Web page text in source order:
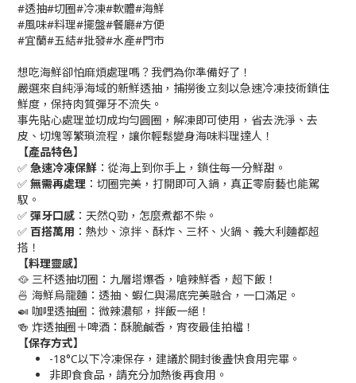
#透抽#切圈#冷凍#軟體#海鮮
#風味#料理#擺盤#餐廳#方便
#宜蘭#五結#批發#水產#門市
想吃海鮮卻怕麻煩處理嗎？我們為你準備好了！
嚴選來自純淨海域的新鮮透抽，捕撈後立刻以急速冷凍技術鎖住
鮮度，保持肉質彈牙不流失。
事先貼心處理並切成均勻圓圈，解凍即可使用，省去洗淨、去
皮、切塊等繁瑣流程，讓你輕鬆變身海味料理達人！
【產品特色】
✅ 急速冷凍保鮮 ：從海上到你手上，鎖住每一分鮮甜。
✅ 無需再處理 ：切圈完美，打開即可入鍋，真正零廚藝也能駕
馭。
✅ 彈牙口感 ：天然Q勁，怎麼煮都不柴。
✅ 百搭萬用 ：熱炒、涼拌、酥炸、三杯、火鍋、義大利麵都超
搭！
【料理靈感】
🥘 三杯透抽切圈：九層塔爆香，嗆辣鮮香，超下飯！
🍜 海鮮烏龍麵：透抽、蝦仁與湯底完美融合，一口滿足。
🍛 咖哩透抽圈：微辣濃郁，拌飯一絕！
🍻 炸透抽圈＋啤酒：酥脆鹹香，宵夜最佳拍檔！
【保存方式】
-18°C以下冷凍保存，建議於開封後盡快食用完畢。
非即食食品，請充分加熱後再食用。